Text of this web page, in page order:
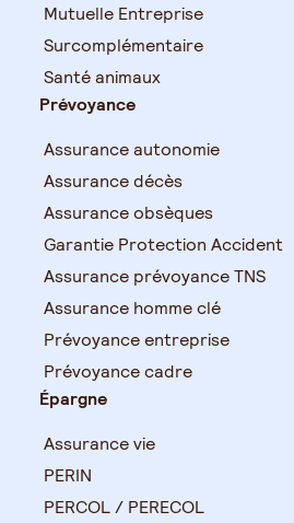
Mutuelle Entreprise
Surcomplémentaire
Santé animaux
Prévoyance
Assurance autonomie
Assurance décès
Assurance obsèques
Garantie Protection Accident
Assurance prévoyance TNS
Assurance homme clé
Prévoyance entreprise
Prévoyance cadre
Épargne
Assurance vie
PERIN
PERCOL / PERECOL